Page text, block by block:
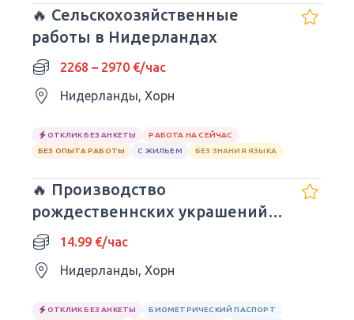
🔥 Сельскохозяйственные
работы в Нидерландах
2268 – 2970 €/час
Нидерланды, Хорн
ОТКЛИК БЕЗ АНКЕТЫ
РАБОТА НА СЕЙЧАС
БЕЗ ОПЫТА РАБОТЫ
С ЖИЛЬЕМ БЕЗ ЗНАНИЯ ЯЗЫКА
🔥 Производство
рождественнских украшений и
икебан14.99 €/час
Нидерланды, Хорн
ОТКЛИК БЕЗ АНКЕТЫ
БИОМЕТРИЧЕСКИЙ ПАСПОРТ